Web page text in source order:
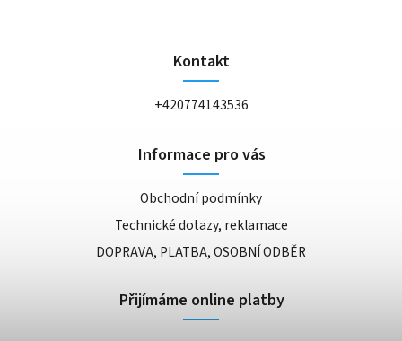
Kontakt
+420774143536
Informace pro vás
Obchodní podmínky
Technické dotazy, reklamace
DOPRAVA, PLATBA, OSOBNÍ ODBĚR
Přijímáme online platby